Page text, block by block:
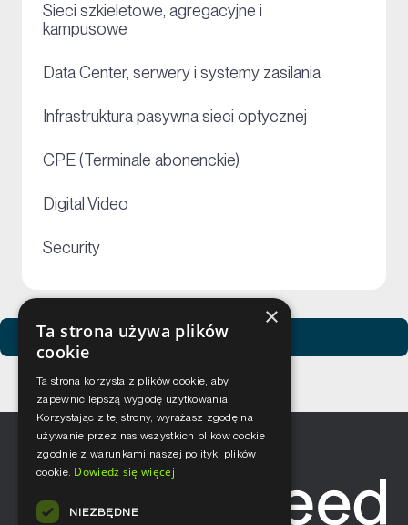
Sieci szkieletowe, agregacyjne i
kampusowe
Data Center, serwery i systemy zasilania
Infrastruktura pasywna sieci optycznej
CPE (Terminale abonenckie)
Digital Video
Security
Zobacz usługi Netceed
×
Ta strona używa plików
cookie
Ta strona korzysta z plików cookie, aby
zapewnić lepszą wygodę użytkowania.
Korzystając z tej strony, wyrażasz zgodę na
używanie przez nas wszystkich plików cookie
zgodnie z warunkami naszej polityki plików
cookie. Dowiedz się więcej
NIEZBĘDNE